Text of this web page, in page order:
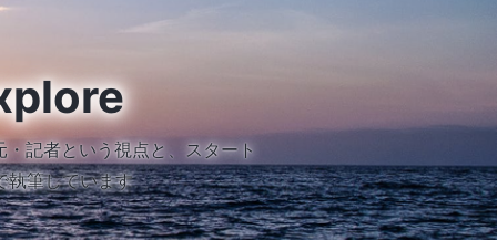
記者という視点と、スタート
執筆しています